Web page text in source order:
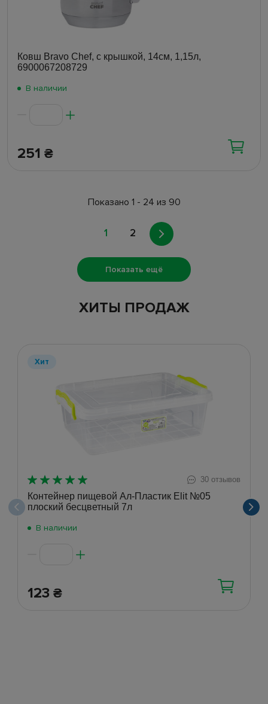
Ковш Bravo Chef, с крышкой, 14см, 1,15л,
6900067208729
В наличии
251 ₴
Показано 1 - 24 из 90
1 2
Показать ещё
ХИТЫ ПРОДАЖ
Хит
30 отзывов
Контейнер пищевой Ал-Пластик Elit №05
плоский бесцветный 7л
В наличии
123 ₴